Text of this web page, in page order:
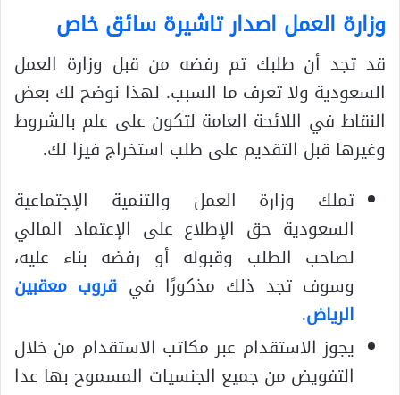
وزارة العمل اصدار تاشيرة سائق خاص
قد تجد أن طلبك تم رفضه من قبل وزارة العمل
السعودية ولا تعرف ما السبب. لهذا نوضح لك بعض
النقاط في اللائحة العامة لتكون على علم بالشروط
وغيرها قبل التقديم على طلب استخراج فيزا لك.
تملك وزارة العمل والتنمية الإجتماعية
السعودية حق الإطلاع على الإعتماد المالي
لصاحب الطلب وقبوله أو رفضه بناء عليه،
وسوف تجد ذلك مذكورًا في قروب معقبين
الرياض.
يجوز الاستقدام عبر مكاتب الاستقدام من خلال
التفويض من جميع الجنسيات المسموح بها عدا